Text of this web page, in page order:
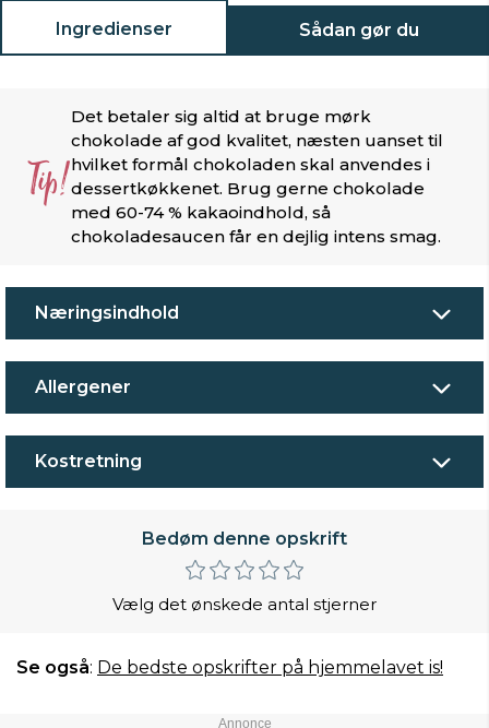
Ingredienser Sådan gør du
Tip!
Det betaler sig altid at bruge mørk
chokolade af god kvalitet, næsten uanset til
hvilket formål chokoladen skal anvendes i
dessertkøkkenet. Brug gerne chokolade
med 60-74 % kakaoindhold, så
chokoladesaucen får en dejlig intens smag.
Næringsindhold
Allergener
Kostretning
Bedøm denne opskrift
Vælg det ønskede antal stjerner
Se også: De bedste opskrifter på hjemmelavet is!